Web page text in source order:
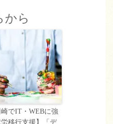
から
崎でIT・WEBに強
労移行支援】「デ